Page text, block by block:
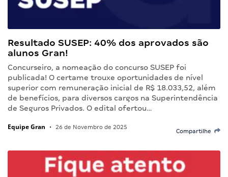
Resultado SUSEP: 40% dos aprovados são
alunos Gran!
Concurseiro, a nomeação do concurso SUSEP foi
publicada! O certame trouxe oportunidades de nível
superior com remuneração inicial de R$ 18.033,52, além
de benefícios, para diversos cargos na Superintendência
de Seguros Privados. O edital ofertou…
Equipe Gran • 26 de Novembro de 2025
Compartilhe